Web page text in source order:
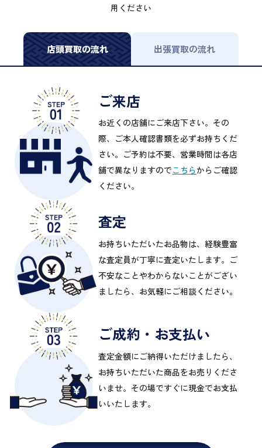
用ください
店頭買取の流れ 出張買取の流れ
ご来店
お近くの店舗にご来店下さい。その
際、ご本人確認書類を必ずお持ちくだ
さい。ご予約は不要、営業時間は各店
舗で異なりますのでこちらからご確認
ください。
査定
お持ちいただいたお品物は、経験豊富
な査定員が丁寧に査定いたします。ご
不安なことやわからないことがござい
ましたら、お気軽にご相談ください。
ご成約・お支払い
査定金額にご納得いただけましたら、
お持ちいただいた商品をお売りくださ
いませ。その場ですぐに現金でお支払
いいたします。